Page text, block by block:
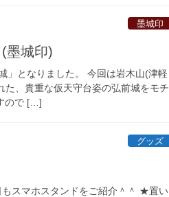
墨城印
墨城印)
」となりました。 今回は岩木山(津軽
、貴重な仮天守台姿の弘前城をモチ
ので […]
グッズ
スマホスタンドをご紹介＾＾ ★置い